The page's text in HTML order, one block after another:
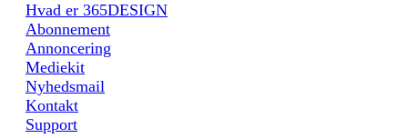
Hvad er 365DESIGN
Abonnement
Annoncering
Mediekit
Nyhedsmail
Kontakt
Support